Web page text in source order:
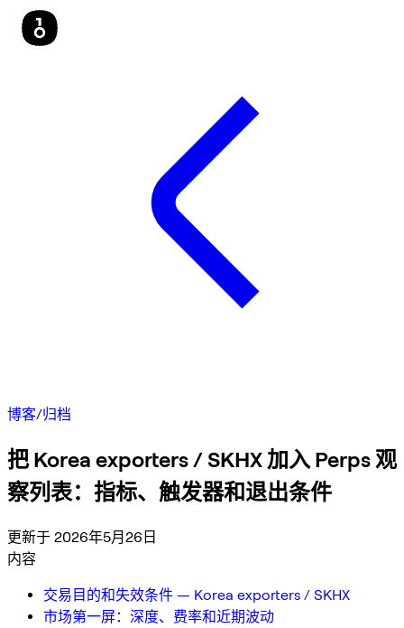
博客/归档
把 Korea exporters / SKHX 加入 Perps 观
察列表：指标、触发器和退出条件
更新于 2026年5月26日
内容
交易目的和失效条件 — Korea exporters / SKHX
市场第一屏：深度、费率和近期波动